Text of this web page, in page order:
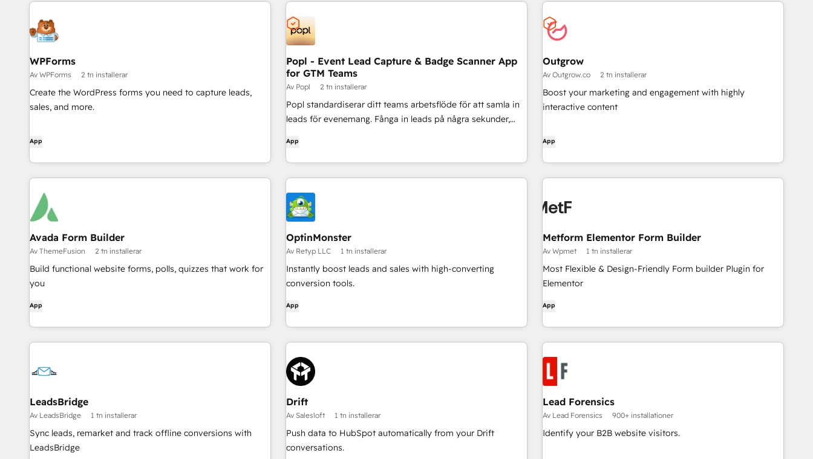
WPForms
Av WPForms 2 tn installerar
Create the WordPress forms you need to capture leads,
sales, and more.
App
Popl - Event Lead Capture & Badge Scanner App
for GTM Teams
Av Popl 2 tn installerar
Popl standardiserar ditt teams arbetsflöde för att samla in
leads för evenemang. Fånga in leads på några sekunder,
med HubSpot - inga badges går förlorade, ingen manuell
datainmatning och inget kaos i kalkylbladet.
App
Outgrow
Av Outgrow.co 2 tn installerar
Boost your marketing and engagement with highly
interactive content
App
Avada Form Builder
Av ThemeFusion 2 tn installerar
Build functional website forms, polls, quizzes that work for
you
App
OptinMonster
Av Retyp LLC 1 tn installerar
Instantly boost leads and sales with high-converting
conversion tools.
App
Metform Elementor Form Builder
Av Wpmet 1 tn installerar
Most Flexible & Design-Friendly Form builder Plugin for
Elementor
App
LeadsBridge
Av LeadsBridge 1 tn installerar
Sync leads, remarket and track offline conversions with
LeadsBridge
Drift
Av Salesloft 1 tn installerar
Push data to HubSpot automatically from your Drift
conversations.
Lead Forensics
Av Lead Forensics 900+ installationer
Identify your B2B website visitors.